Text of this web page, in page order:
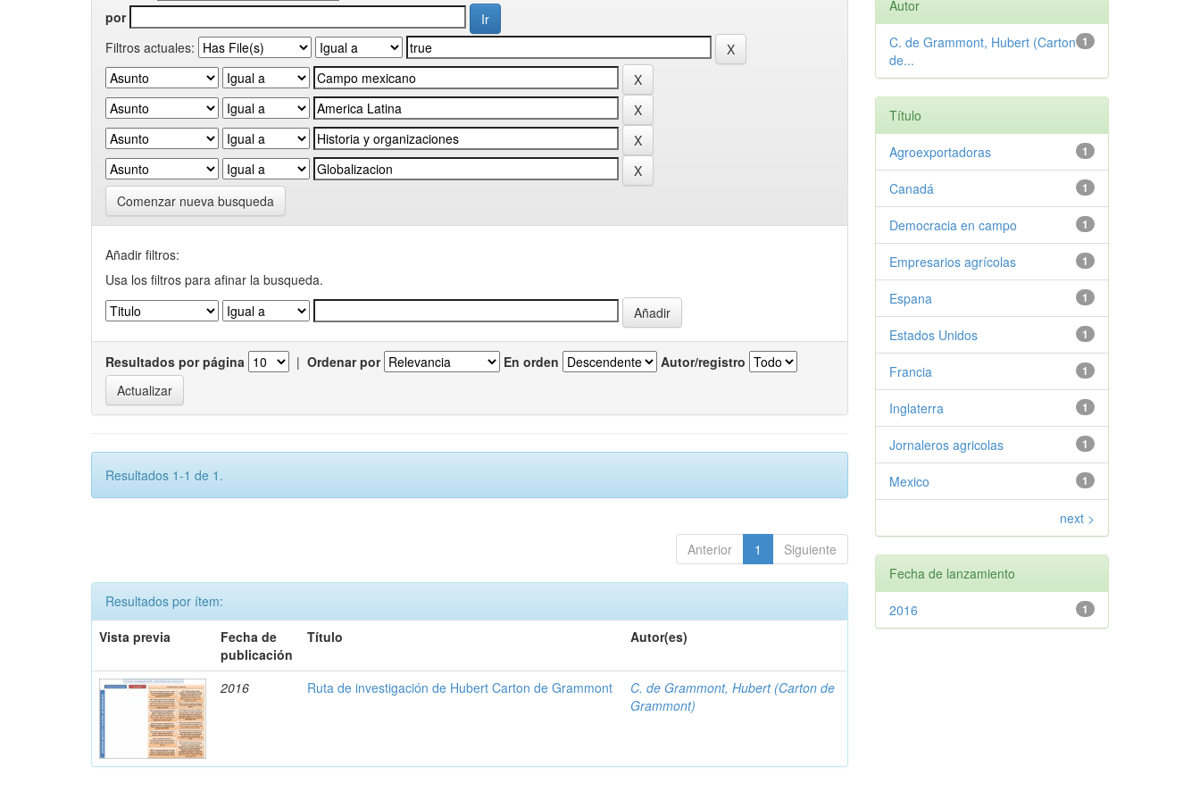
por
Filtros actuales:
Comenzar nueva busqueda
Añadir filtros:
Usa los filtros para afinar la busqueda.
Resultados por página | Ordenar por En orden Autor/registro
Resultados 1-1 de 1.
Anterior 1 Siguiente
Resultados por ítem:
Vista previa
Fecha de
publicación
Título Autor(es)
2016 Ruta de investigación de Hubert Carton de Grammont
C. de Grammont, Hubert (Carton de
Grammont)
Autor
1
C. de Grammont, Hubert (Carton
de...
Título
1
Agroexportadoras
1
Canadá
1
Democracia en campo
1
Empresarios agrícolas
1
Espana
1
Estados Unidos
1
Francia
1
Inglaterra
1
Jornaleros agricolas
1
Mexico
next >
Fecha de lanzamiento
1
2016